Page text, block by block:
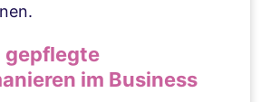
gepflegte
im Business